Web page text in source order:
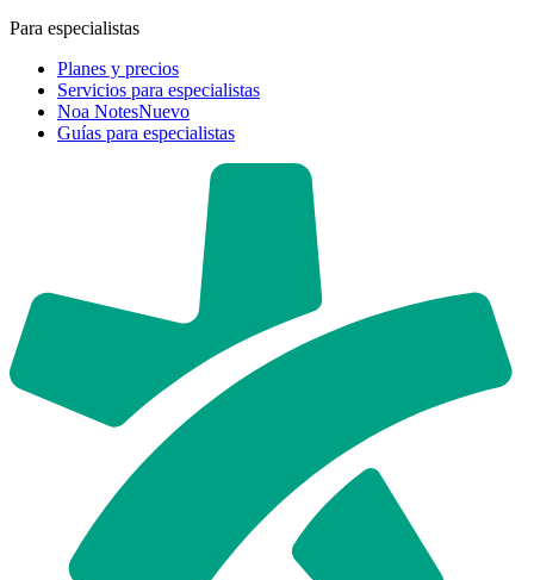
Para especialistas
Planes y precios
Servicios para especialistas
Noa NotesNuevo
Guías para especialistas